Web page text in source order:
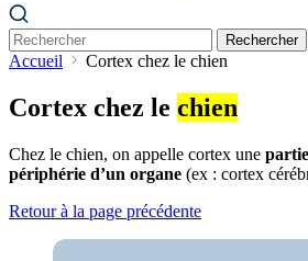
Rechercher
Accueil Cortex chez le chien
Cortex chez le chien
Chez le chien, on appelle cortex une
périphérie d’un organe (ex : cortex
Retour à la page précédente